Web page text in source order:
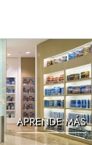
APRENDE MÁS